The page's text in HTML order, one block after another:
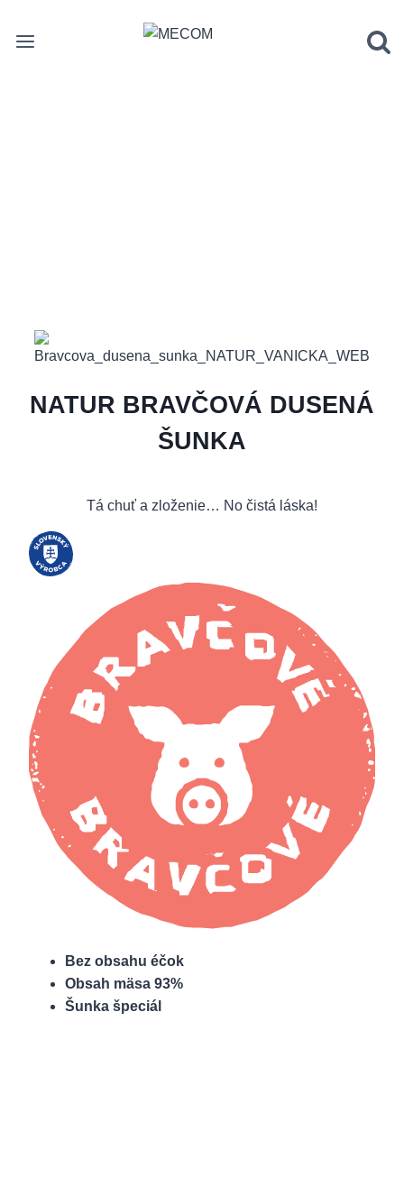
na
NATUR BRAVČOVÁ DUSENÁ
ŠUNKA
Tá chuť a zloženie… No čistá láska!
Bez obsahu éčok
Obsah mäsa 93%
Šunka špeciál